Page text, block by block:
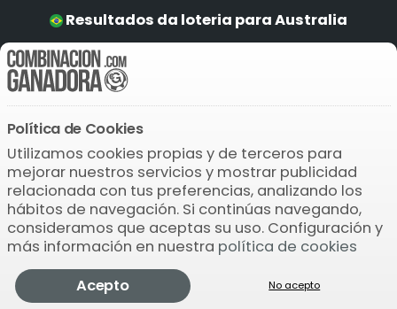
Resultados da loteria para Australia
Australia Ergebnisse
Descarga la APP
© 2004-2026 Bamio Network VB0.0189
Política de Cookies
Utilizamos cookies propias y de terceros para
mejorar nuestros servicios y mostrar publicidad
relacionada con tus preferencias, analizando los
hábitos de navegación. Si continúas navegando,
consideramos que aceptas su uso. Configuración y
más información en nuestra política de cookies
Acepto
No acepto